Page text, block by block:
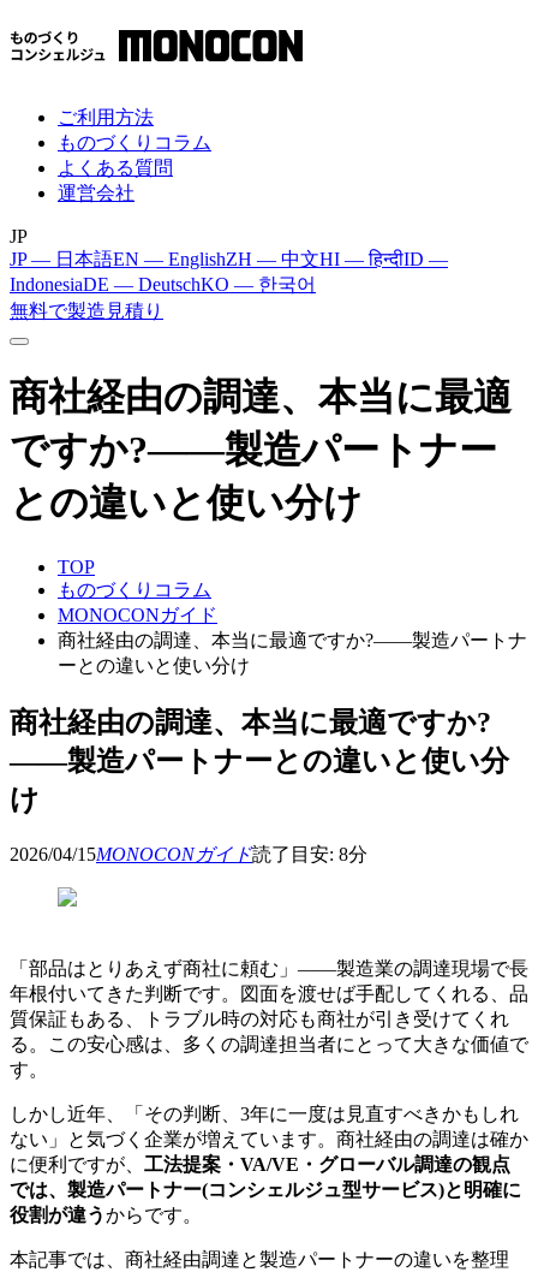
ご利用方法
ものづくりコラム
よくある質問
運営会社
JP
JP — 日本語EN — EnglishZH — 中文HI — हिन्दीID —
IndonesiaDE — DeutschKO — 한국어
無料で製造見積り
商社経由の調達、本当に最適
ですか?——製造パートナー
との違いと使い分け
TOP
ものづくりコラム
MONOCONガイド
商社経由の調達、本当に最適ですか?——製造パートナ
ーとの違いと使い分け
商社経由の調達、本当に最適ですか?
——製造パートナーとの違いと使い分
け
2026/04/15MONOCONガイド読了目安: 8分
「部品はとりあえず商社に頼む」——製造業の調達現場で長
年根付いてきた判断です。図面を渡せば手配してくれる、品
質保証もある、トラブル時の対応も商社が引き受けてくれ
る。この安心感は、多くの調達担当者にとって大きな価値で
す。
しかし近年、「その判断、3年に一度は見直すべきかもしれ
ない」と気づく企業が増えています。商社経由の調達は確か
に便利ですが、 工法提案・VA/VE・グローバル調達の観点
では、製造パートナー(コンシェルジュ型サービス)と明確に
役割が違うからです。
本記事では、商社経由調達と製造パートナーの違いを整理